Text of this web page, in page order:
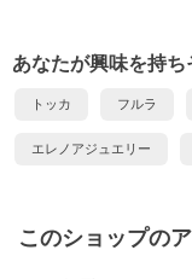
あなたが興味を持
トッカ フルラ
エレノアジュエリー
このショップの